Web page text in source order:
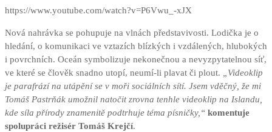
https://www.youtube.com/watch?v=P6Vwu_-xJX
Nová nahrávka se pohupuje na vlnách představivosti. Lodička je o
hledání, o komunikaci ve vztazích blízkých i vzdálených, hlubokých
i povrchních. Oceán symbolizuje nekonečnou a nevyzpytatelnou síť,
ve které se člověk snadno utopí, neumí-li plavat či plout.
„Videoklip
je parafrází na utápění se v moři sociálních sítí. Jsem vděčný, že mi
Tomáš Pastrňák umožnil natočit zrovna tenhle videoklip na Islandu,
kde síla přírody znamenitě podtrhuje téma písničky,“ komentuje
spolupráci režisér Tomáš Krejčí.